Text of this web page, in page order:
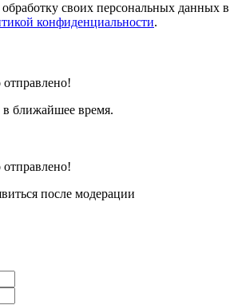
обработку своих персональных данных в
конфиденциальности.
ближайшее время.
после модерации